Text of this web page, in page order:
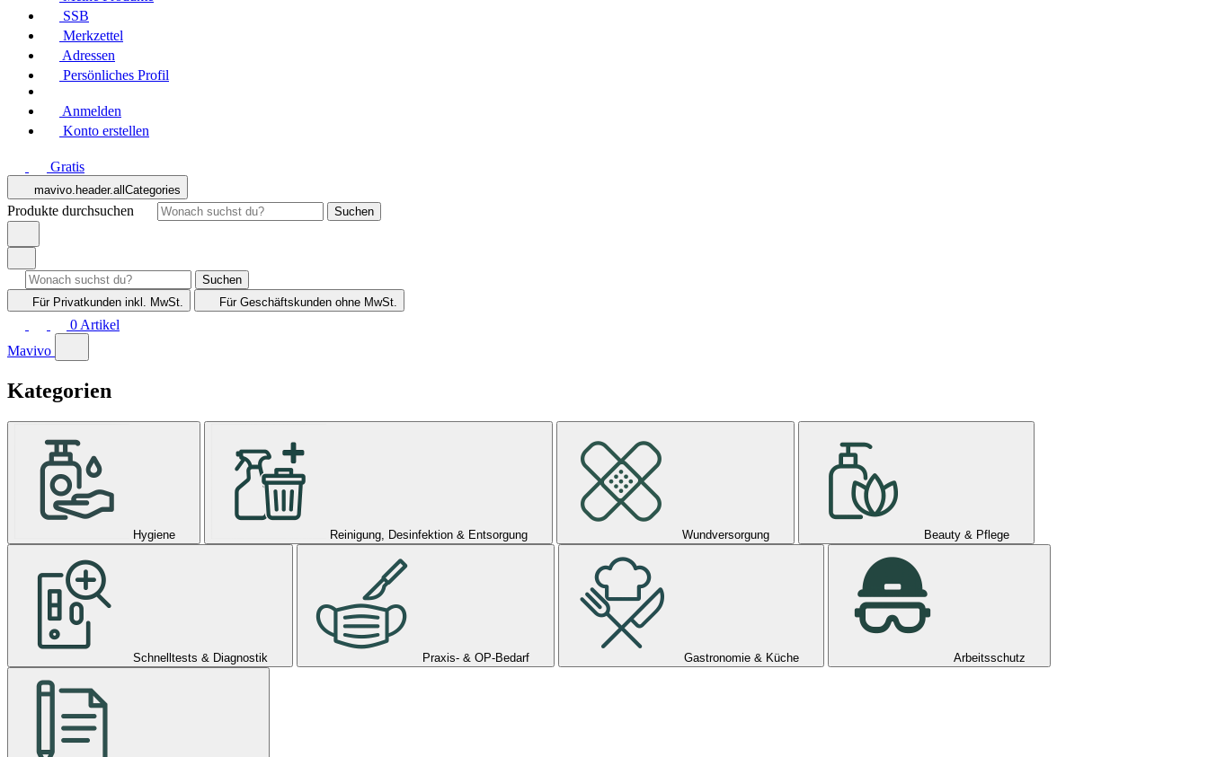
SSB
Merkzettel
Adressen
Persönliches Profil
Anmelden
Konto erstellen
Gratis
mavivo.header.allCategories
Produkte durchsuchen Suchen
Suchen
Für Privatkunden inkl. MwSt. Für Geschäftskunden ohne MwSt.
0 Artikel
Mavivo
Kategorien
Hygiene Reinigung, Desinfektion & Entsorgung Wundversorgung Beauty & Pflege
Schnelltests & Diagnostik Praxis- & OP-Bedarf Gastronomie & Küche Arbeitsschutz